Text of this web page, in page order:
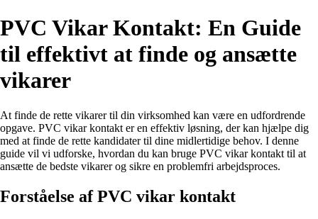
PVC Vikar Kontakt: En Guide
til effektivt at finde og ansætte
vikarer
At finde de rette vikarer til din virksomhed kan være en udfordrende
opgave. PVC vikar kontakt er en effektiv løsning, der kan hjælpe dig
med at finde de rette kandidater til dine midlertidige behov. I denne
guide vil vi udforske, hvordan du kan bruge PVC vikar kontakt til at
ansætte de bedste vikarer og sikre en problemfri arbejdsproces.
Forståelse af PVC vikar kontakt